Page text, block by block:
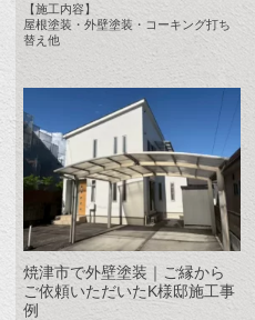
【施工内容】
屋根塗装・外壁塗装・コーキング打ち
替え他
焼津市で外壁塗装｜ご縁から
ご依頼いただいたK様邸施工事
例